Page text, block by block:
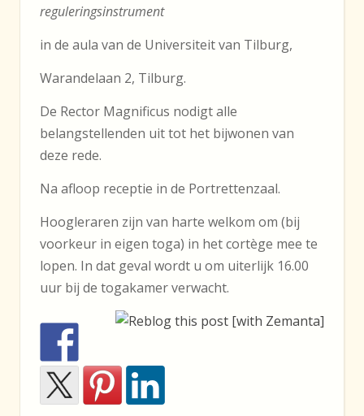
reguleringsinstrument
in de aula van de Universiteit van Tilburg,
Warandelaan 2, Tilburg.
De Rector Magnificus nodigt alle
belangstellenden uit tot het bijwonen van
deze rede.
Na afloop receptie in de Portrettenzaal.
Hoogleraren zijn van harte welkom om (bij
voorkeur in eigen toga) in het cortège mee te
lopen. In dat geval wordt u om uiterlijk 16.00
uur bij de togakamer verwacht.